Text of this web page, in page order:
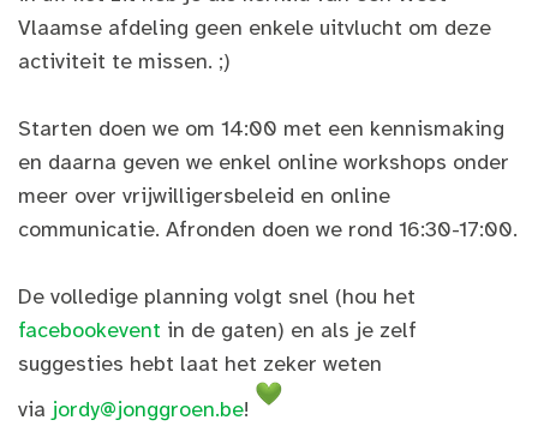
Vlaamse afdeling geen enkele uitvlucht om deze
activiteit te missen. ;)
Starten doen we om 14:00 met een kennismaking
en daarna geven we enkel online workshops onder
meer over vrijwilligersbeleid en online
communicatie. Afronden doen we rond 16:30-17:00.
De volledige planning volgt snel (hou het
facebookevent in de gaten) en als je zelf
suggesties hebt laat het zeker weten
via jordy@jonggroen.be!